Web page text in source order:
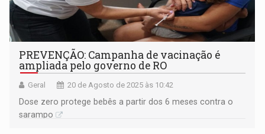
PREVENÇÃO: Campanha de vacinação é
ampliada pelo governo de RO
Geral 20 de Agosto de 2025 às 10:42
Dose zero protege bebês a partir dos 6 meses contra o
sarampo